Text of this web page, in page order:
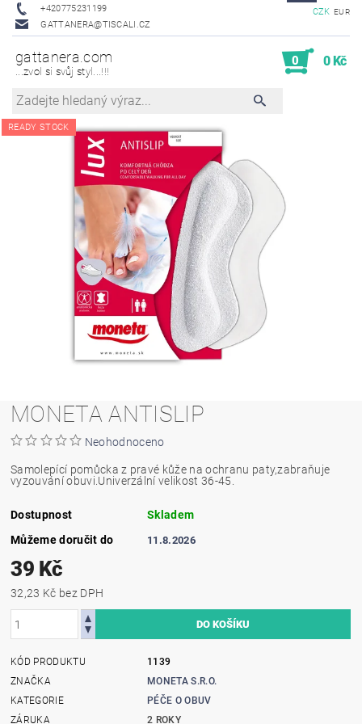
+420775231199
GATTANERA@TISCALI.CZ
CZK EUR
gattanera.com
...zvol si svůj styl...!!!
0 0 Kč
READY STOCK
MONETA ANTISLIP
Neohodnoceno
Samolepící pomůcka z pravé kůže na ochranu paty,zabraňuje
vyzouvání obuvi.Univerzální velikost 36-45.
Dostupnost
Skladem
Můžeme doručit do
11.8.2026
39 Kč
32,23 Kč bez DPH
KÓD PRODUKTU
1139
ZNAČKA
MONETA S.R.O.
KATEGORIE
PÉČE O OBUV
ZÁRUKA
2 ROKY